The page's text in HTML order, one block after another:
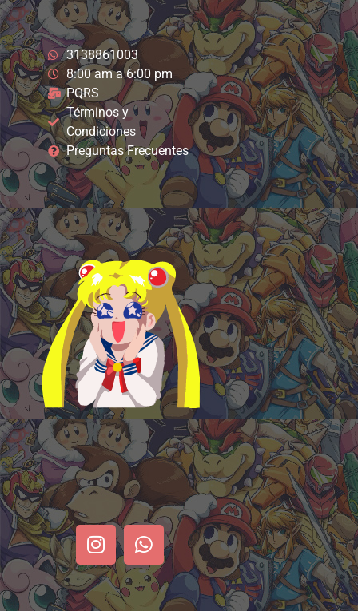
3138861003
8:00 am a 6:00 pm
PQRS
Términos y
Condiciones
Preguntas Frecuentes